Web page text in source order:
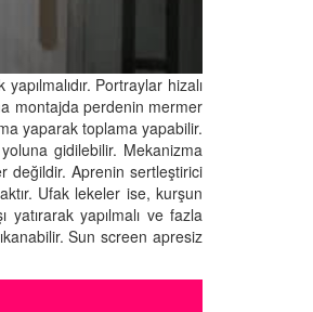
Portraylar hizalı
montajda perdenin mermer
yaparak toplama yapabilir.
gidilebilir. Mekanizma
değildir. Aprenin sertleştirici
Ufak lekeler ise, kurşun
yapılmalı ve fazla
Sun screen apresiz